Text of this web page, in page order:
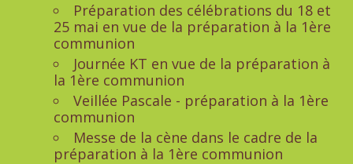
Préparation des célébrations du 18 et
25 mai en vue de la préparation à la 1ère
communion
Journée KT en vue de la préparation à
la 1ère communion
Veillée Pascale - préparation à la 1ère
communion
Messe de la cène dans le cadre de la
préparation à la 1ère communion